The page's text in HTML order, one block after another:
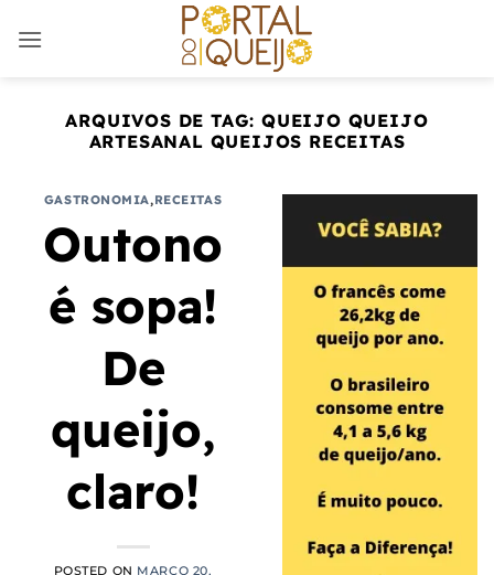
ARQUIVOS DE TAG:QUEIJO QUEIJO
ARTESANAL QUEIJOS RECEITAS
GASTRONOMIA,RECEITAS
Outono
é sopa!
De
queijo,
claro!
POSTED ON MARÇO 20,